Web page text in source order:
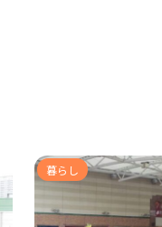
暮らし